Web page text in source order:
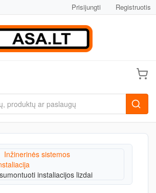
Prisijungti Registruotis
Inžinerinės sistemos
instaliacijos lizdai